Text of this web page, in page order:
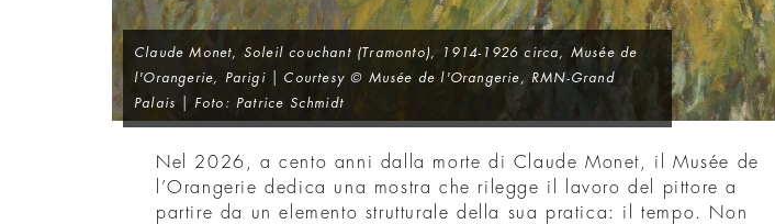
Claude Monet, Soleil couchant (Tramonto), 1914-1926 circa, Musée de
l'Orangerie, Parigi | Courtesy © Musée de l'Orangerie, RMN-Grand
Palais | Foto: Patrice Schmidt
Nel 2026, a cento anni dalla morte di Claude Monet, il Musée de
l’Orangerie dedica una mostra che rilegge il lavoro del pittore a
partire da un elemento strutturale della sua pratica: il tempo. Non